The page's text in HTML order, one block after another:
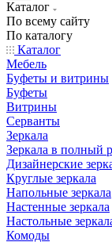
Каталог
По всему сайту
По каталогу
Каталог
Мебель
Буфеты и витрины
Буфеты
Витрины
Серванты
Зеркала
Зеркала в полный
Дизайнерские
Круглые зеркала
Напольные зеркала
Настенные зеркала
Настольные
Комоды